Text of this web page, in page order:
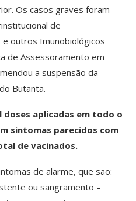
Os casos graves foram
de
e outros Imunobiológicos
de Assessoramento em
a suspensão da
Butantã.
doses aplicadas em todo o
sintomas parecidos com
de vacinados.
de alarme, que são:
ou sangramento –